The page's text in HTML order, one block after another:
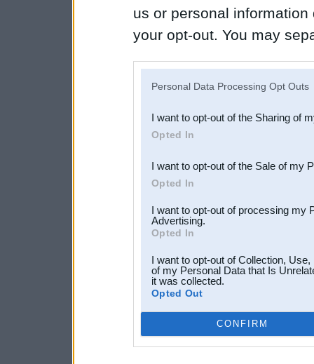
us or personal
your opt-out. You may
Downstream Participants
third parties.
Personal Data Processing Opt Outs
I want to opt-out of the Sharing of
Opted In
I want to opt-out of the Sale of my
Opted In
I want to opt-out of processing my
Advertising.
Opted In
I want to opt-out of Collection,
of my Personal Data that Is
it was collected.
Opted Out
CONFIRM